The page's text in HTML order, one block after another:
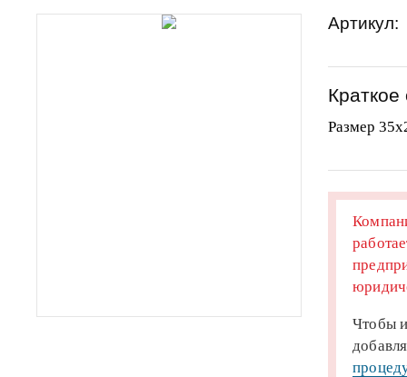
Артикул:
Размер
Чтобы